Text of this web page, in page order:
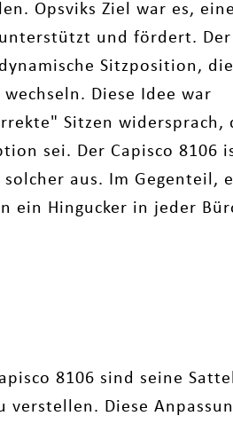
Opsviks Ziel war es,
und fördert. Der
Sitzposition,
Diese Idee war
Sitzen widersprach,
sei. Der Capisco 8106
aus. Im Gegenteil,
ein Hingucker in jeder
8106 sind seine
Diese